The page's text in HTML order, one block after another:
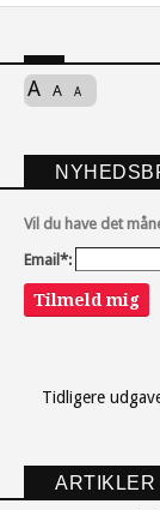
A A A
Vil du have det
Email*:
Tilmeld mig
Tidligere